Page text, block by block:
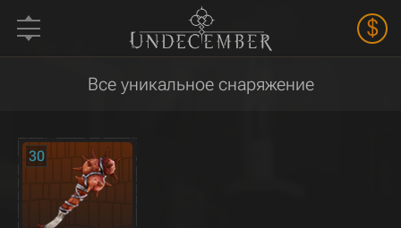
$
Все уникальное снаряжение
30